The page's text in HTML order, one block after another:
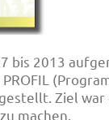
bis 2013
Ziel war
machen.